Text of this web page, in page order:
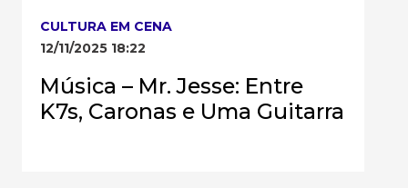
CULTURA EM CENA
12/11/2025 18:22
Música – Mr. Jesse: Entre
K7s, Caronas e Uma Guitarra